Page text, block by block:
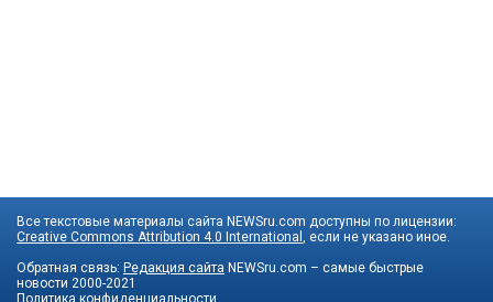
Все текстовые материалы сайта NEWSru.com доступны по лицензии:
Creative Commons Attribution 4.0 International
, если не указано иное.
Обратная связь: Редакция сайта NEWSru.com – самые быстрые
новости 2000-2021
Политика конфиденциальности